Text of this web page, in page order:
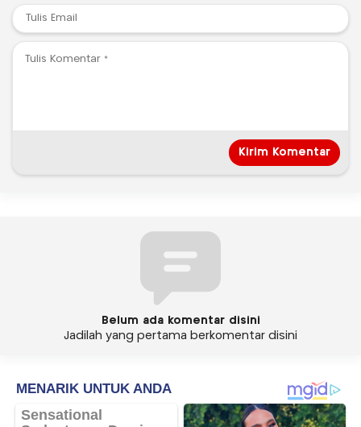
Belum ada komentar disini
Jadilah yang pertama berkomentar disini